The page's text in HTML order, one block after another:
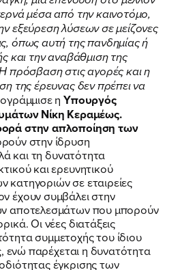
μέσα από την καινοτόμο,
εξεύρεση λύσεων σε μείζονες
όπως αυτή της πανδημίας ή
και την αναβάθμιση της
πρόσβαση στις αγορές και η
της έρευνας δεν πρέπει να
ηΥπουργός
Νίκη Κεραμέως.
στην απλοποίηση των
στην ίδρυση
και τη δυνατότητα
και ερευνητικού
σε εταιρείες
έχουν συμβάλει στην
αποτελεσμάτων που μπορούν
Οι νέες διατάξεις
συμμετοχής του ίδιου
ενώ παρέχεται η δυνατότητα
έγκρισης των